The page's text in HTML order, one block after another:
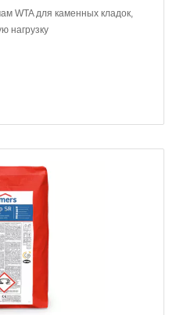
WTA для каменных кладок,
нагрузку